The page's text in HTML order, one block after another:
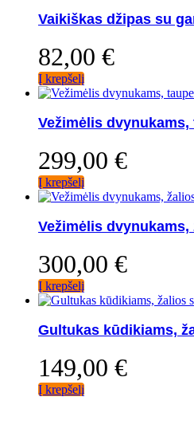
Vaikiškas džipas su
82,00 €
Į krepšelį
Vežimėlis
299,00 €
Į krepšelį
Vežimėlis
300,00 €
Į krepšelį
Gultukas kūdikiams,
149,00 €
Į krepšelį